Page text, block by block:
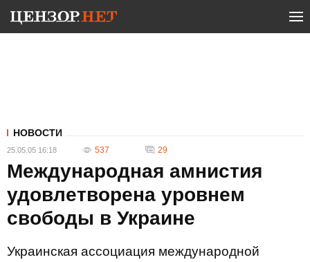
НОВОСТИ
25.05.05 16:18 537 29
Международная амнистия
удовлетворена уровнем
свободы в Украине
Украинская ассоциация международной